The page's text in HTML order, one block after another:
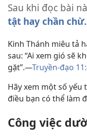
Sau khi đọc bài
tật hay chần chừ.
Kinh Thánh miêu tả
sau: “Ai xem gió sẽ
gặt”.​—Truyền-đạo
Hãy xem một số yếu
điều bạn có thể làm
Công việc